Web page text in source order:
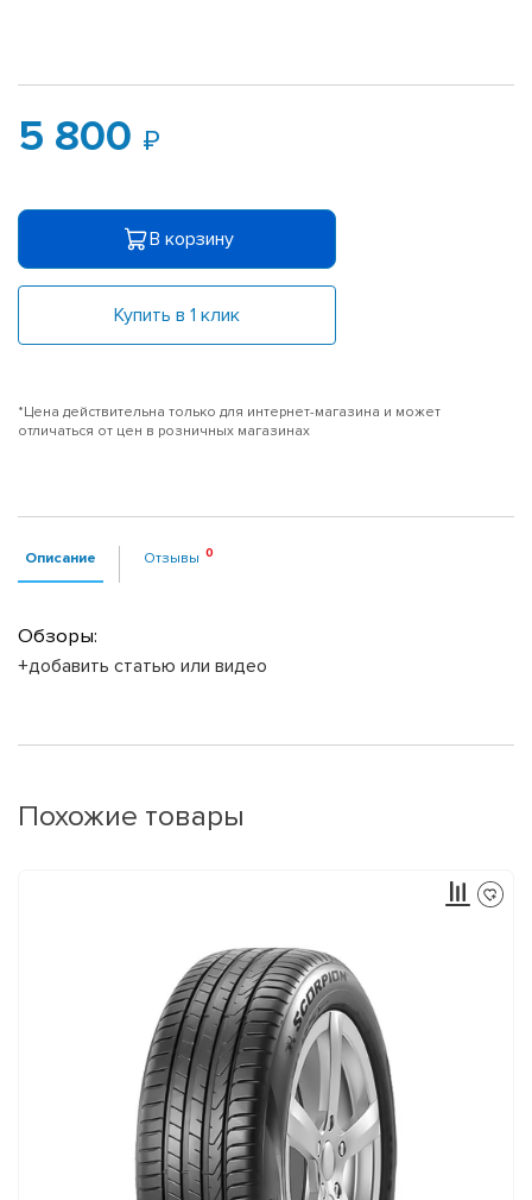
5 800
В корзину
Купить в 1 клик
*Цена действительна только для интернет-магазина и может
отличаться от цен в розничных магазинах
Описание Отзывы
Обзоры:
+добавить статью или видео
Похожие товары